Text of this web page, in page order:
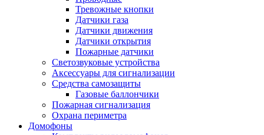
Тревожные кнопки
Датчики газа
Датчики движения
Датчики открытия
Пожарные датчики
Светозвуковые устройства
Аксессуары для сигнализации
Средства самозащиты
Газовые баллончики
Пожарная сигнализация
Охрана периметра
Домофоны